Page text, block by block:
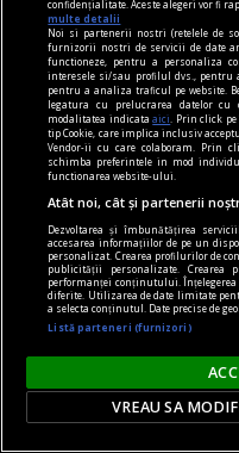
schimbare pozitivă
în acest sector.
publicitate
confidențialitate. Aceste alegeri vor fi
multe detalii
Noi si partenerii nostri (retelele de
furnizorii nostri de servicii de date
functioneze, pentru a personaliza
interesele si/sau profilul dvs., pentru
pentru a analiza traficul pe website.
legatura cu prelucrarea datelor cu
modalitatea indicataaici
. Prin click
tip Cookie, care implica inclusiv
Vendor-ii cu care colaboram. Prin
schimba preferintele in mod
functionarea website-ului.
Atât noi, cât și partenerii
Dezvoltarea și îmbunătățirea
accesarea informațiilor de pe un
personalizat. Crearea profilurilor de
publicității personalizate. Crearea
performanței conținutului.
diferite. Utilizarea de date limitate
a selecta conținutul. Date precise de
Listă parteneri (furnizori)
VREAU SA